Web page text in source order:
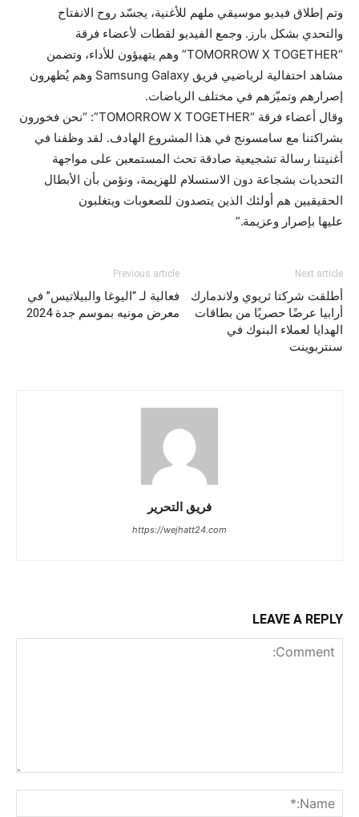
وتم إطلاق فيديو موسيقي ملهم للأغنية، يجسّد روح الانفتاح
والتحدي بشكل بارز. وجمع الفيديو لقطات لأعضاء فرقة
“TOMORROW X TOGETHER” وهم يتهيؤون للأداء، وتضمن
مشاهد احتفالية لرياضيي فريق Samsung Galaxy وهم يُظهرون
إصرارهم وتميّزهم في مختلف الرياضات.
وقال أعضاء فرقة “TOMORROW X TOGETHER”: “نحن فخورون
بشراكتنا مع سامسونج في هذا المشروع الهادف. لقد وظفنا في
أغنيتنا رسالة تشجيعية صادقة تحث المستمعين على مواجهة
التحديات بشجاعة دون الاستسلام للهزيمة، ونؤمن بأن الأبطال
الحقيقيين هم أولئك الذين يتصدون للصعوبات ويتغلبون
عليها بإصرار وعزيمة.”
Previous article
فعالية لـ “اليوغا والبيلاتيس” في
معرض مونيه بموسم جدة 2024
Next article
أطلقت شركتا ثريوي ولاندمارك
أرابيا عرضًا حصريًا من بطاقات
الهدايا لعملاء البنوك في
سنتربوينت
فريق التحرير
https://wejhatt24.com
LEAVE A REPLY